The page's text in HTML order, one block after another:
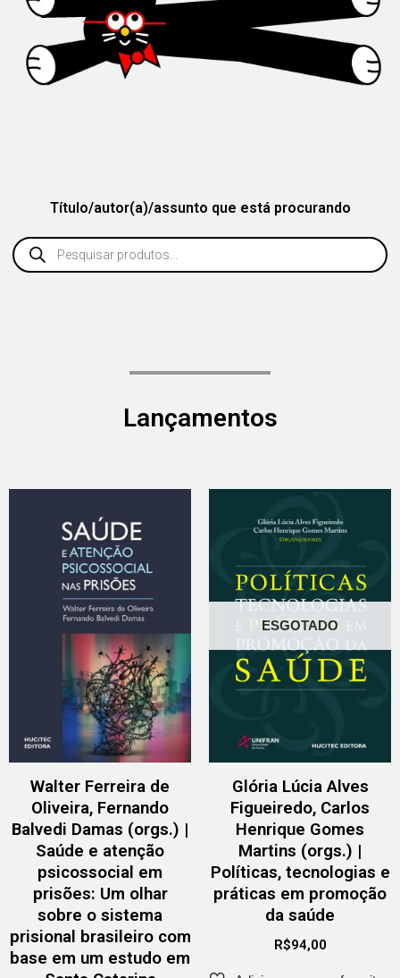
Título/autor(a)/assunto que está procurando
Lançamentos
Walter Ferreira de
Oliveira, Fernando
Balvedi Damas (orgs.) |
Saúde e atenção
psicossocial em
prisões: Um olhar
sobre o sistema
prisional brasileiro com
base em um estudo em
ESGOTADO
Glória Lúcia Alves
Figueiredo, Carlos
Henrique Gomes
Martins (orgs.) |
Políticas, tecnologias e
práticas em promoção
da saúde
R$94,00